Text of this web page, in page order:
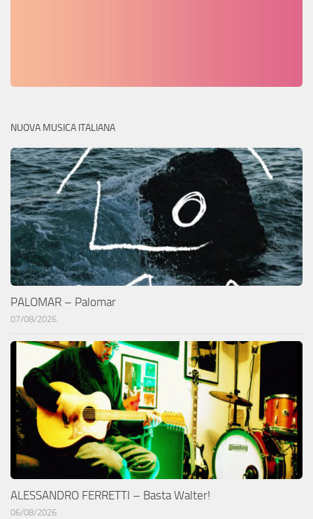
NUOVA MUSICA ITALIANA
PALOMAR – Palomar
07/08/2026
ALESSANDRO FERRETTI – Basta Walter!
06/08/2026